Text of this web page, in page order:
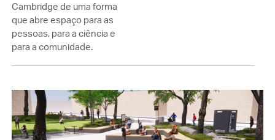
Cambridge de uma forma
que abre espaço para as
pessoas, para a ciência e
para a comunidade.